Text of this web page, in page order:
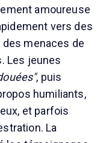
amoureuse
vers des
menaces de
Les jeunes
, puis
humiliants,
et parfois
La